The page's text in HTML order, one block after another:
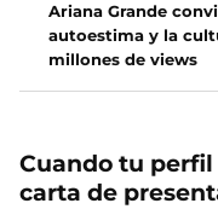
Ariana Grande
autoestima y la
millones de views
Cuando tu
carta de